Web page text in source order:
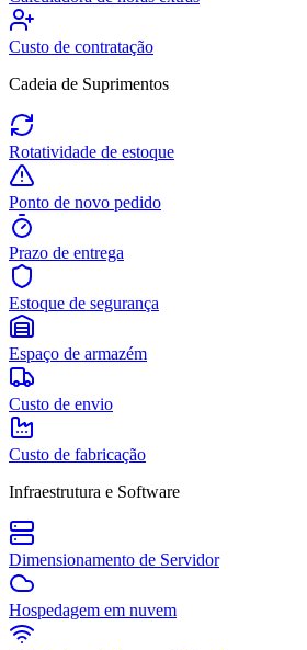
Custo de contratação
Cadeia de Suprimentos
Rotatividade de estoque
Ponto de novo pedido
Prazo de entrega
Estoque de segurança
Espaço de armazém
Custo de envio
Custo de fabricação
Infraestrutura e Software
Dimensionamento de Servidor
Hospedagem em nuvem